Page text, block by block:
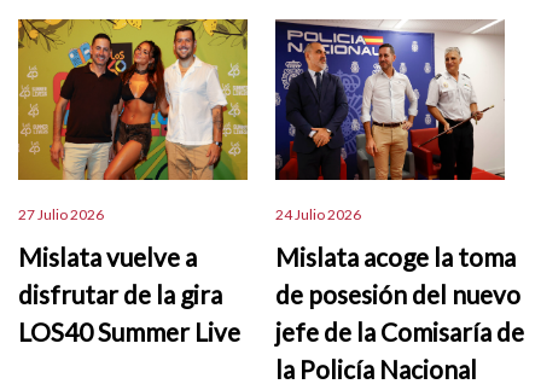
27 Julio 2026
Mislata vuelve a
disfrutar de la gira
LOS40 Summer Live
24 Julio 2026
Mislata acoge la toma
de posesión del nuevo
jefe de la Comisaría de
la Policía Nacional